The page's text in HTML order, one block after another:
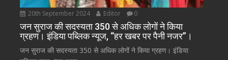
20th September 2024 Editor 0
जन सुराज की सदस्यता 350 से अधिक लोगों ने किया
ग्रहण। इंडिया पब्लिक न्यूज, “हर खबर पर पैनी नजर”।
जन सुराज की सदस्यता 350 से अधिक लोगों ने किया ग्रहण। इंडिया